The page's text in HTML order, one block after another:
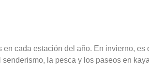
cada estación del año. En invierno,
la pesca y los paseos en